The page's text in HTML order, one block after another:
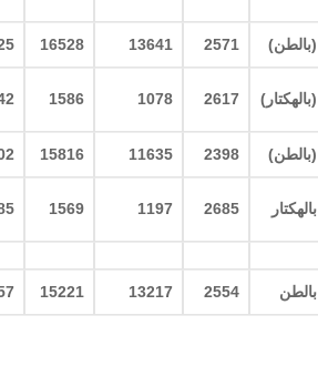
(بالطن)
2571
13641
16528
(بالهكتار)
2617
1078
1586
(بالطن)
2398
11635
15816
بالهكتار 2685
1197
1569
بالطن 2554
13217
15221